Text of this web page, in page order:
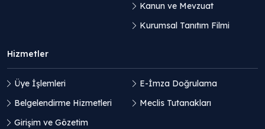
Kanun ve Mevzuat
Kurumsal Tanıtım Filmi
Hizmetler
Üye İşlemleri
Belgelendirme Hizmetleri
Girişim ve Gözetim
E-İmza Doğrulama
Meclis Tutanakları